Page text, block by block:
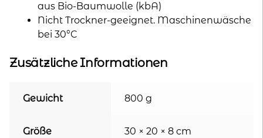
aus Bio-Baumwolle (kbA)
Nicht Trockner-geeignet. Maschinenwäsche
bei 30°C
Zusätzliche Informationen
Gewicht 800 g
Größe 30 × 20 × 8 cm